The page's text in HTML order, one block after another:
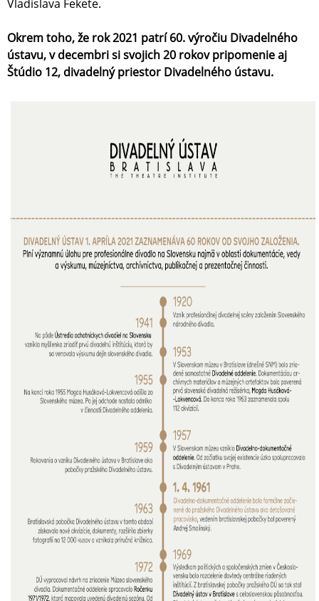
Vladislava Fekete.
Okrem toho, že rok 2021 patrí 60. výročiu Divadelného
ústavu, v decembri si svojich 20 rokov pripomenie aj
Štúdio 12, divadelný priestor Divadelného ústavu.